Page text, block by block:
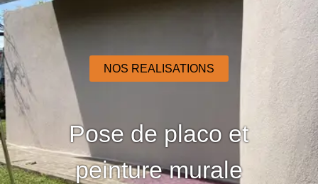
NOS REALISATIONS
Pose de placo et
peinture murale